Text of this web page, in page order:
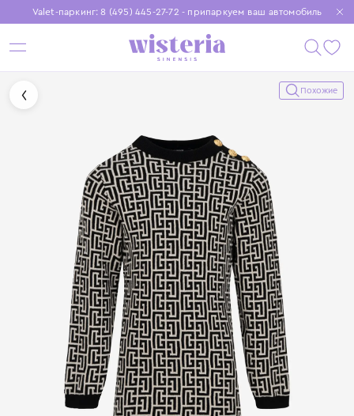
Valet-паркинг: 8 (495) 445-27-72 - припаркуем ваш автомобиль
Бесплатная доставка при заказе от 15 000 ₽
Установите приложение, чтобы покупки были еще удобнее
Похожие